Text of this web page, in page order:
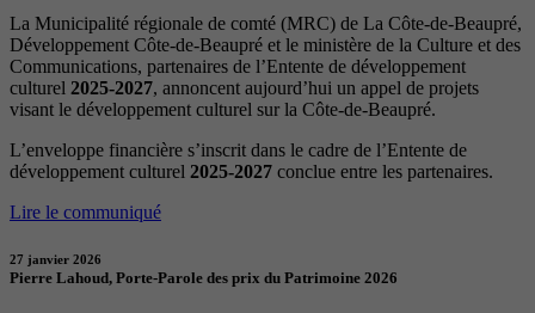
La Municipalité régionale de comté (MRC) de La Côte-de-Beaupré,
Développement Côte-de-Beaupré et le ministère de la Culture et des
Communications, partenaires de l’Entente de développement
culturel 2025-2027, annoncent aujourd’hui un appel de projets
visant le développement culturel sur la Côte-de-Beaupré.
L’enveloppe financière s’inscrit dans le cadre de l’Entente de
développement culturel 2025-2027 conclue entre les partenaires.
Lire le communiqué
27 janvier 2026
Pierre Lahoud, Porte-Parole des prix du Patrimoine 2026